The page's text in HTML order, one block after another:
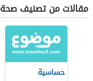
مقالات من تصنيف صحة
حساسية